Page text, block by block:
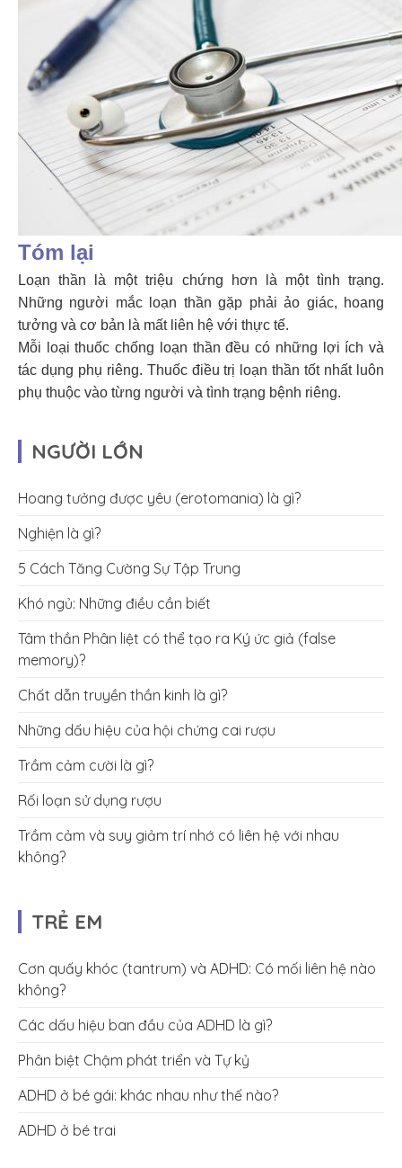
Tóm lại
Loạn thần là một triệu chứng hơn là một tình trạng.
Những người mắc loạn thần gặp phải ảo giác, hoang
tưởng và cơ bản là mất liên hệ với thực tế.
Mỗi loại thuốc chống loạn thần đều có những lợi ích và
tác dụng phụ riêng. Thuốc điều trị loạn thần tốt nhất luôn
phụ thuộc vào từng người và tình trạng bệnh riêng.
NGƯỜI LỚN
Hoang tưởng được yêu (erotomania) là gì?
Nghiện là gì?
5 Cách Tăng Cường Sự Tập Trung
Khó ngủ: Những điều cần biết
Tâm thần Phân liệt có thể tạo ra Ký ức giả (false
memory)?
Chất dẫn truyền thần kinh là gì?
Những dấu hiệu của hội chứng cai rượu
Trầm cảm cười là gì?
Rối loạn sử dụng rượu
Trầm cảm và suy giảm trí nhớ có liên hệ với nhau
không?
TRẺ EM
Cơn quấy khóc (tantrum) và ADHD: Có mối liên hệ nào
không?
Các dấu hiệu ban đầu của ADHD là gì?
Phân biệt Chậm phát triển và Tự kỷ
ADHD ở bé gái: khác nhau như thế nào?
ADHD ở bé trai